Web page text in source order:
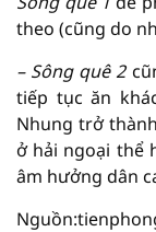
theo (cũng do
– Sông quê 2
tiếp tục ăn
Nhung trở
ở hải ngoại thể
âm hưởng dân